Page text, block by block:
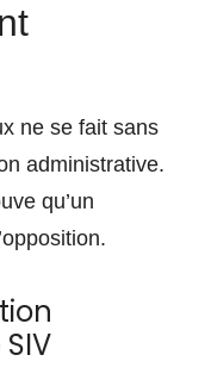
ne se fait sans
administrative.
qu’un